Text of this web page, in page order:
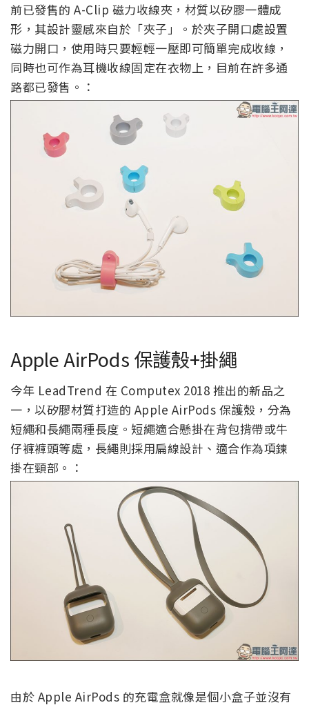
前已發售的 A-Clip 磁力收線夾，材質以矽膠一體成
形，其設計靈感來自於「夾子」。於夾子開口處設置
磁力開口，使用時只要輕輕一壓即可簡單完成收線，
同時也可作為耳機收線固定在衣物上，目前在許多通
路都已發售。：
Apple AirPods 保護殼+掛繩
今年 LeadTrend 在 Computex 2018 推出的新品之
一，以矽膠材質打造的 Apple AirPods 保護殼，分為
短繩和長繩兩種長度。短繩適合懸掛在背包揹帶或牛
仔褲褲頭等處，長繩則採用扁線設計、適合作為項鍊
掛在頸部。：
由於 Apple AirPods 的充電盒就像是個小盒子並沒有